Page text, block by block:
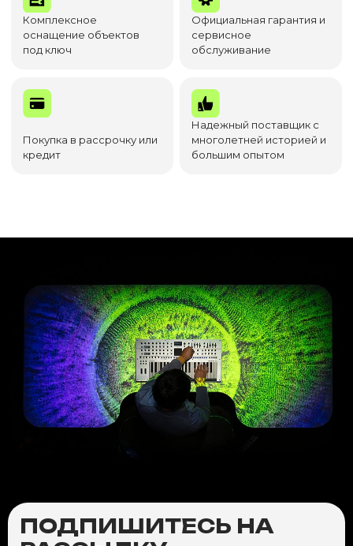
Комплексное
оснащение объектов
под ключ
Официальная гарантия и
сервисное
обслуживание
Покупка в рассрочку или
кредит
Надежный поставщик с
многолетней историей и
большим опытом
ПОДПИШИТЕСЬ НА